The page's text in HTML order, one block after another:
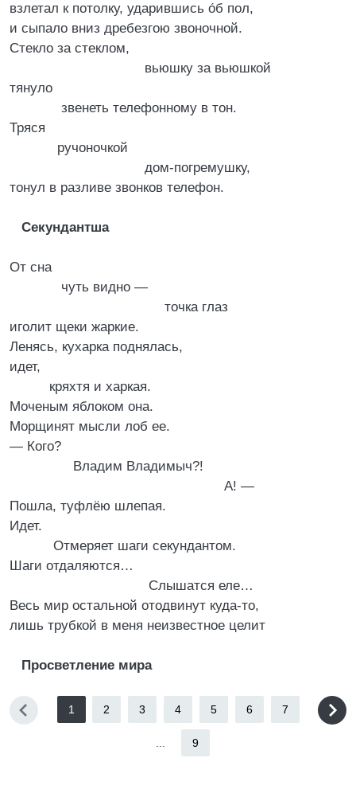
взлетал к потолку, ударившись о́б пол,
и сыпало вниз дребезгою звоночной.
Стекло за стеклом,
вьюшку за вьюшкой
тянуло
звенеть телефонному в тон.
Тряся
ручоночкой
дом-погремушку,
тонул в разливе звонков телефон.
Секундантша
От сна
чуть видно —
точка глаз
иголит щеки жаркие.
Ленясь, кухарка поднялась,
идет,
кряхтя и харкая.
Моченым яблоком она.
Морщинят мысли лоб ее.
— Кого?
Владим Владимыч?!
А! —
Пошла, туфлёю шлепая.
Идет.
Отмеряет шаги секундантом.
Шаги отдаляются…
Слышатся еле…
Весь мир остальной отодвинут куда-то,
лишь трубкой в меня неизвестное целит
Просветление мира
1 2 3 4 5 6 7
9